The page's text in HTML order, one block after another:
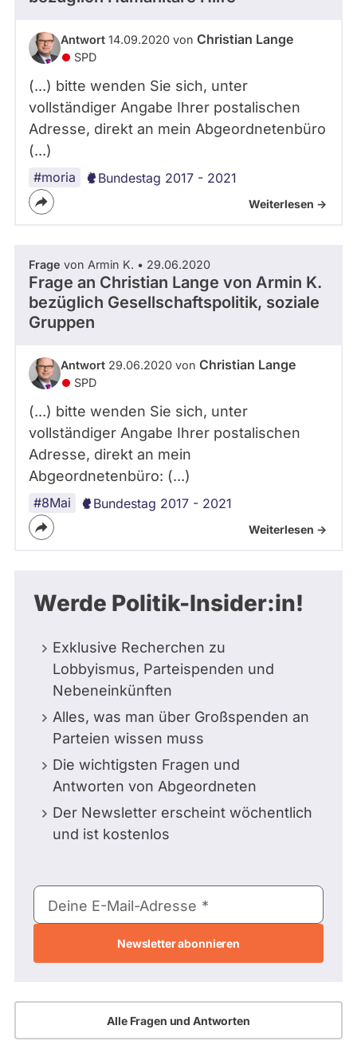
Antwort 14.09.2020 von Christian Lange
SPD
(...) bitte wenden Sie sich, unter
vollständiger Angabe Ihrer postalischen
Adresse, direkt an mein Abgeordnetenbüro
(...)
#moria Bundestag 2017 - 2021
Weiterlesen ->
Frage von Armin K. • 29.06.2020
Frage an Christian Lange von Armin K.
bezüglich Gesellschaftspolitik, soziale
Gruppen
Antwort 29.06.2020 von Christian Lange
SPD
(...) bitte wenden Sie sich, unter
vollständiger Angabe Ihrer postalischen
Adresse, direkt an mein
Abgeordnetenbüro: (...)
#8Mai Bundestag 2017 - 2021
Weiterlesen ->
Werde Politik-Insider:in!
Exklusive Recherchen zu
Lobbyismus, Parteispenden und
Nebeneinkünften
Alles, was man über Großspenden an
Parteien wissen muss
Die wichtigsten Fragen und
Antworten von Abgeordneten
Der Newsletter erscheint wöchentlich
und ist kostenlos
E-
Mail-
Deine E-Mail-Adresse
Alle Fragen und Antworten